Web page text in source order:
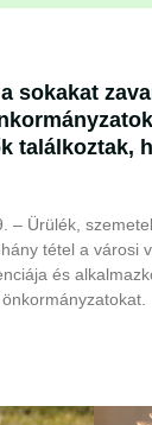
sokakat
találkoztak,
– Ürülék,
tétel a városi
és